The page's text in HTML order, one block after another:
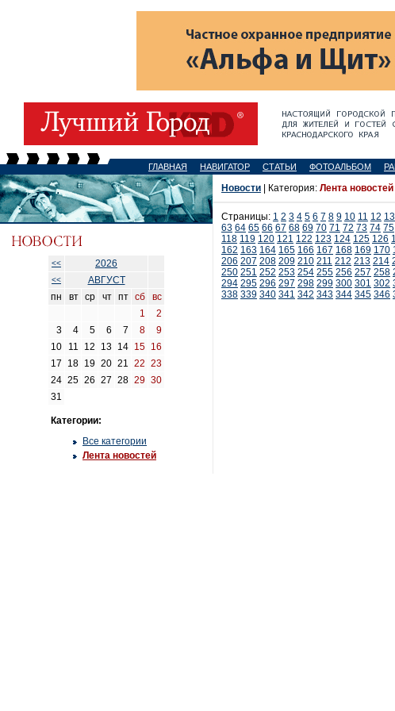
ГЛАВНАЯ НАВИГАТОР СТАТЬИ ФОТОАЛЬБОМ
<< 2026
<<
АВГУСТ
пн
вт ср чт пт сб
вс
1
2
3
4 5 6 7 8
9
10
11 12 13 14 15 16
17
18 19 20 21 22 23
24 25 26 27 28 29 30
31
Категории:
Все категории
Лента новостей
Новости | Категория: Лента новостей
Страницы: 1 2 3 4 5 6 7 8 9 10 11 12 13
63 64 65 66 67 68 69 70 71 72 73 74 75
118 119 120 121 122 123 124 125 126
162 163 164 165 166 167 168 169 170
206 207 208 209 210 211 212 213 214
250 251 252 253 254 255 256 257 258
294 295 296 297 298 299 300 301 302
338 339 340 341 342 343 344 345 346